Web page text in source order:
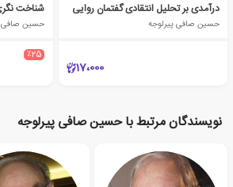
درآمدی بر تحلیل انتقادی گفتمان روایی
حسین صافی پیرلوجه
17،000
شناخت
حسین صافی
٪25
نویسندگان مرتبط با حسین صافی پیرلوجه